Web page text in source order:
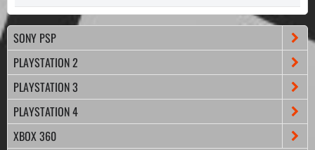
SONY PSP
PLAYSTATION 2
PLAYSTATION 3
PLAYSTATION 4
XBOX 360